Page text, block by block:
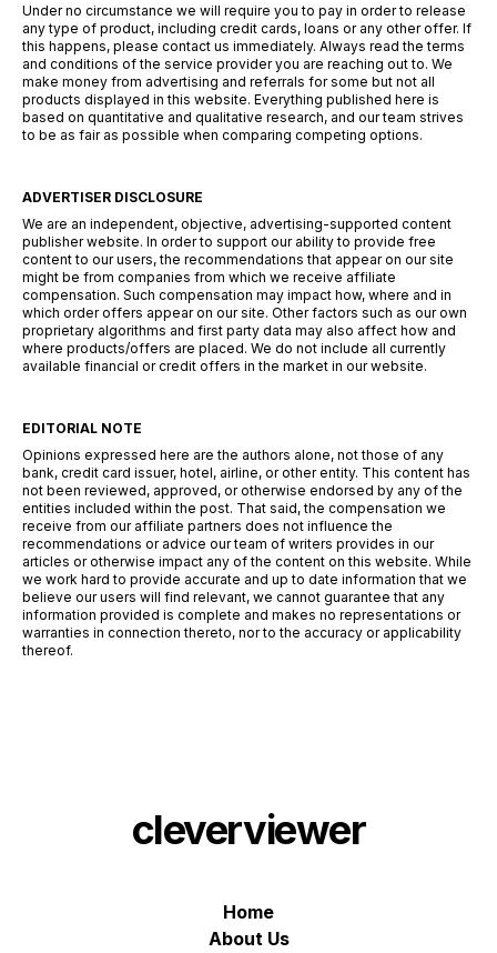
Under no circumstance we will require you to pay in order to release
any type of product, including credit cards, loans or any other offer. If
this happens, please contact us immediately. Always read the terms
and conditions of the service provider you are reaching out to. We
make money from advertising and referrals for some but not all
products displayed in this website. Everything published here is
based on quantitative and qualitative research, and our team strives
to be as fair as possible when comparing competing options.
ADVERTISER DISCLOSURE
We are an independent, objective, advertising-supported content
publisher website. In order to support our ability to provide free
content to our users, the recommendations that appear on our site
might be from companies from which we receive affiliate
compensation. Such compensation may impact how, where and in
which order offers appear on our site. Other factors such as our own
proprietary algorithms and first party data may also affect how and
where products/offers are placed. We do not include all currently
available financial or credit offers in the market in our website.
EDITORIAL NOTE
Opinions expressed here are the authors alone, not those of any
bank, credit card issuer, hotel, airline, or other entity. This content has
not been reviewed, approved, or otherwise endorsed by any of the
entities included within the post. That said, the compensation we
receive from our affiliate partners does not influence the
recommendations or advice our team of writers provides in our
articles or otherwise impact any of the content on this website. While
we work hard to provide accurate and up to date information that we
believe our users will find relevant, we cannot guarantee that any
information provided is complete and makes no representations or
warranties in connection thereto, nor to the accuracy or applicability
thereof.
cleverviewer
Home
About Us